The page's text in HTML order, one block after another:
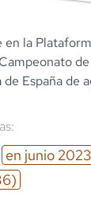
en la
España de
en junio 2023